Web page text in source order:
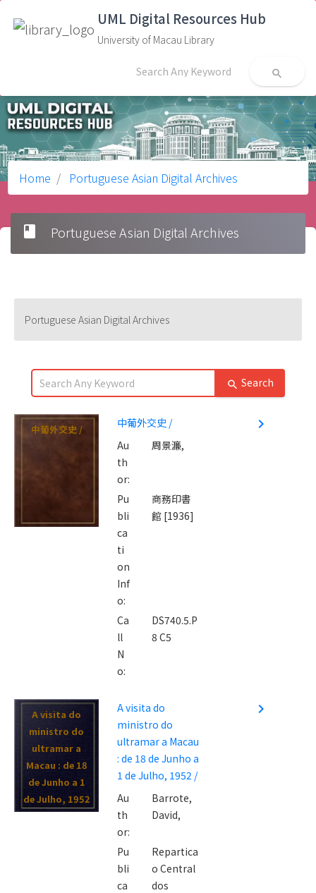
UML Digital Resources Hub
University of Macau Library
search
Home Portuguese Asian Digital Archives
book Portuguese Asian Digital Archives
Portuguese Asian Digital Archives
search Search
中葡外交史 /
中葡外交史 /
Au
th
or:
周景濂,
Pu
bli
ca
ti
on
Inf
o:
商務印書
館 [1936]
Ca
ll
N
o:
DS740.5.P
8 C5
navigate_next
A visita do
ministro do
ultramar a
Macau : de 18
de Junho a 1
de Julho, 1952
/
A visita do
ministro do
ultramar a Macau
: de 18 de Junho a
1 de Julho, 1952 /
Au
th
or:
Barrote,
David,
Pu
bli
ca
Repartica
o Central
dos
navigate_next